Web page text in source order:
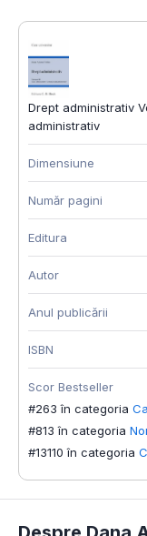
Drept administrativ
administrativ
Dimensiune
Număr pagini
Editura
Autor
Anul publicării
ISBN
Scor Bestseller
#263 în categoria
#813 în categoria
#13110 în categoria